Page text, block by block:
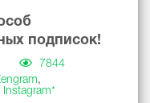
подписок!
7844
,
Instagram*